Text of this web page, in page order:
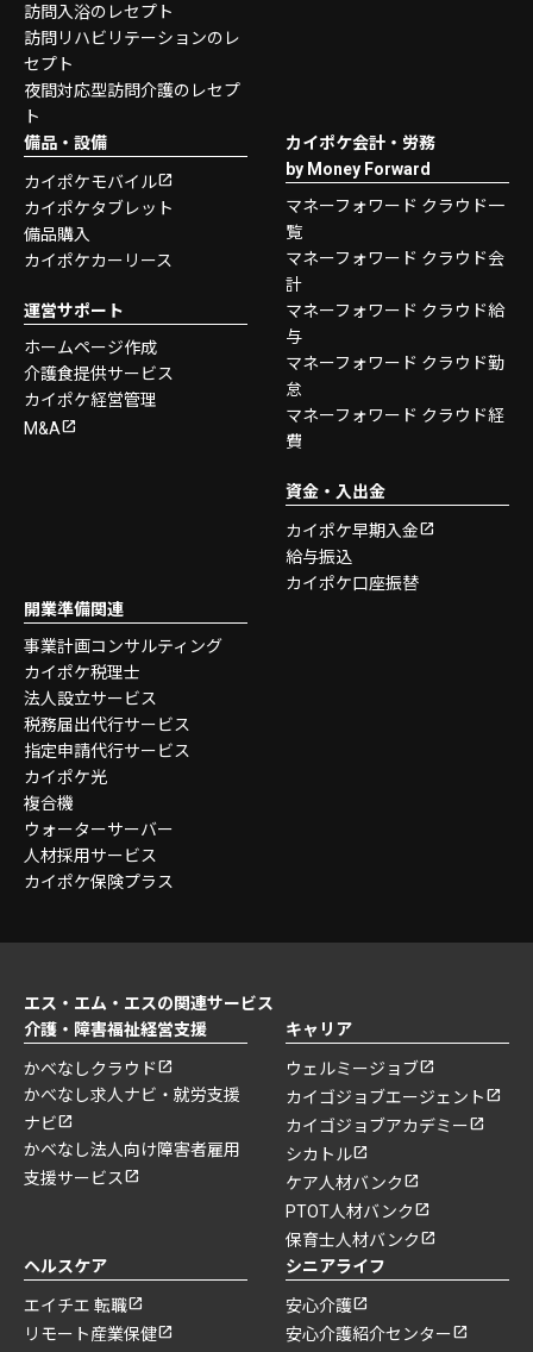
訪問入浴のレセプト
訪問リハビリテーションのレ
セプト
夜間対応型訪問介護のレセプ
ト
備品・設備
カイポケモバイル
カイポケタブレット
備品購入
カイポケカーリース
運営サポート
ホームページ作成
介護食提供サービス
カイポケ経営管理
M&A
カイポケ会計・労務
by Money Forward
マネーフォワード クラウド一
覧
マネーフォワード クラウド会
計
マネーフォワード クラウド給
与
マネーフォワード クラウド勤
怠
マネーフォワード クラウド経
費
資金・入出金
カイポケ早期入金
給与振込
カイポケ口座振替
開業準備関連
事業計画コンサルティング
カイポケ税理士
法人設立サービス
税務届出代行サービス
指定申請代行サービス
カイポケ光
複合機
ウォーターサーバー
人材採用サービス
カイポケ保険プラス
エス・エム・エスの関連サービス
介護・障害福祉経営支援
かべなしクラウド
かべなし求人ナビ・就労支援
ナビ
かべなし法人向け障害者雇用
支援サービス
キャリア
ウェルミージョブ
カイゴジョブエージェント
カイゴジョブアカデミー
シカトル
ケア人材バンク
PTOT人材バンク
保育士人材バンク
ヘルスケア
エイチエ 転職
リモート産業保健
シニアライフ
安心介護
安心介護紹介センター